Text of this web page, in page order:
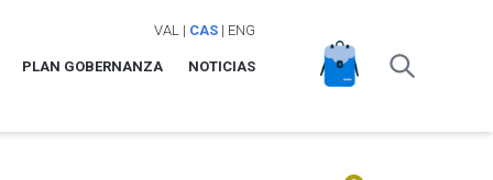
VAL | CAS| ENG
PLAN GOBERNANZA NOTICIAS